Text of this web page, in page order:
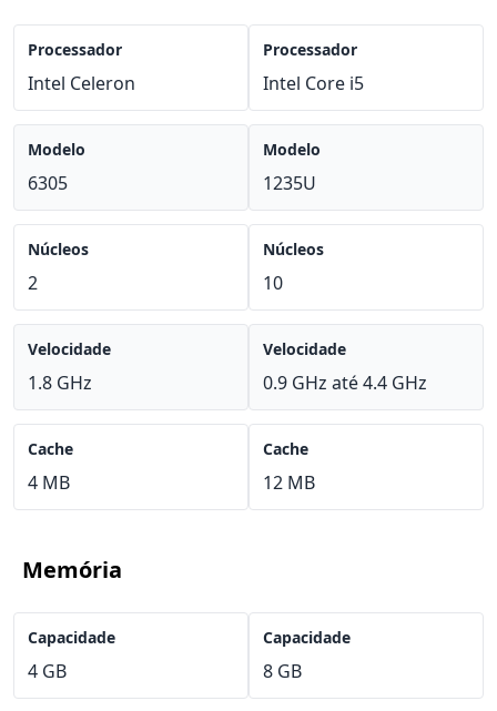
Processador
Intel Celeron
Modelo
6305
Núcleos
2
Velocidade
1.8 GHz
Cache
4 MB
Processador
Intel Core i5
Modelo
1235U
Núcleos
10
Velocidade
0.9 GHz até 4.4 GHz
Cache
12 MB
Memória
Capacidade
4 GB
Capacidade
8 GB